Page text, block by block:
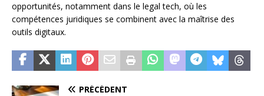
opportunités, notamment dans le legal tech, où les
compétences juridiques se combinent avec la maîtrise des
outils digitaux.
PRÉCÉDENT